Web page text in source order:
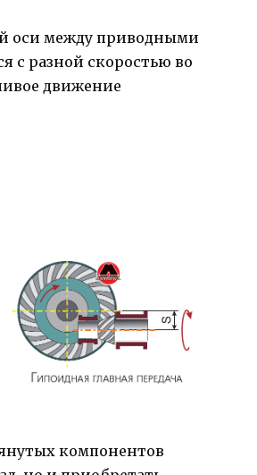
оси между приводными
с разной скоростью во
движение
компонентов